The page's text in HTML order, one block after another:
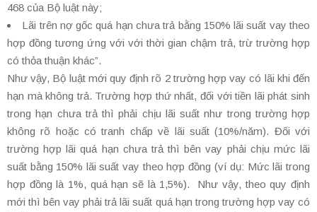
468 của Bộ luật này;
Lãi trên nợ gốc quá hạn chưa trả bằng 150% lãi suất vay theo
hợp đồng tương ứng với với thời gian chậm trả, trừ trường hợp
có thỏa thuận khác”.
Như vậy, Bộ luật mới quy định rõ 2 trường hợp vay có lãi khi đến
hạn mà không trả. Trường hợp thứ nhất, đối với tiền lãi phát sinh
trong hạn chưa trả thì phải chịu lãi suất như trong trường hợp
không rõ hoặc có tranh chấp về lãi suất (10%/năm). Đối với
trường hợp lãi quá hạn chưa trả thì bên vay phải chịu mức lãi
suất bằng 150% lãi suất vay theo hợp đồng (ví dụ: Mức lãi trong
hợp đồng là 1%, quá hạn sẽ là 1,5%). Như vậy, theo quy định
mới thì bên vay phải trả lãi suất quá hạn trong trường hợp vay có